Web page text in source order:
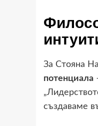
За Стояна
потенциала
създаваме